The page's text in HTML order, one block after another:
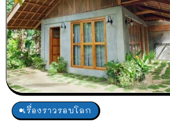
เรื่องราวรอบโลก